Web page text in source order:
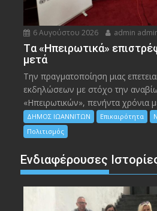
6 Αυγούστου 2026 admin
Tα «Ηπειρωτικά»
μετά
Την πραγματοποίηση μιας
εκδηλώσεων με στόχο την
«Ηπειρωτικών», πενήντα χρόνια
ΔΗΜΟΣ ΙΩΑΝΝΙΤΩΝ Επικαιρότητα
Πολιτισμός
Ενδιαφέρουσες